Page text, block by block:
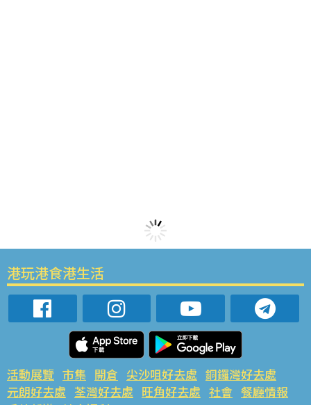
港玩港食港生活
活動展覽 市集 開倉 尖沙咀好去處 銅鑼灣好去處
元朗好去處 荃灣好去處 旺角好去處 社會 餐廳情報